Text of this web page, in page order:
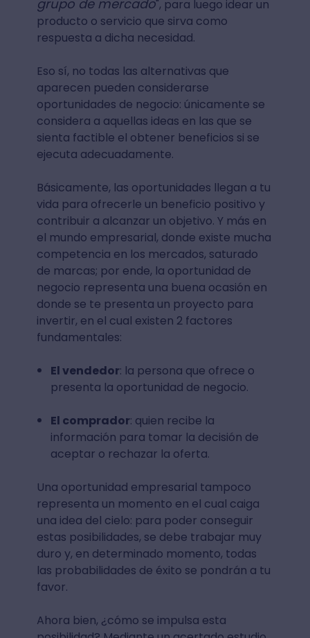
grupo de mercado", para luego idear un
producto o servicio que sirva como
respuesta a dicha necesidad.
Eso sí, no todas las alternativas que
aparecen pueden considerarse
oportunidades de negocio: únicamente se
considera a aquellas ideas en las que se
sienta factible el obtener beneficios si se
ejecuta adecuadamente.
Básicamente, las oportunidades llegan a tu
vida para ofrecerle un beneficio positivo y
contribuir a alcanzar un objetivo. Y más en
el mundo empresarial, donde existe mucha
competencia en los mercados, saturado
de marcas; por ende, la oportunidad de
negocio representa una buena ocasión en
donde se te presenta un proyecto para
invertir, en el cual existen 2 factores
fundamentales:
El vendedor: la persona que ofrece o
presenta la oportunidad de negocio.
El comprador: quien recibe la
información para tomar la decisión de
aceptar o rechazar la oferta.
Una oportunidad empresarial tampoco
representa un momento en el cual caiga
una idea del cielo: para poder conseguir
estas posibilidades, se debe trabajar muy
duro y, en determinado momento, todas
las probabilidades de éxito se pondrán a tu
favor.
Ahora bien, ¿cómo se impulsa esta